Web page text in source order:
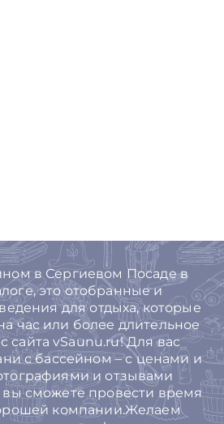
в Сергиевом Посаде в
это отобранные и
для отдыха, которые
час или более длительное
сайта vSaunu.ru! Для вас
с бассейном – с ценами и
и отзывами
вы сможете провести время
компании.Желаем